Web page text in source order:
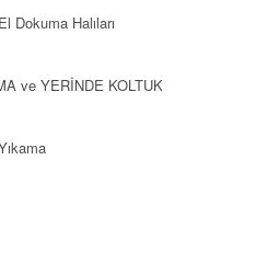
Dokuma Halıları
ve YERİNDE KOLTUK